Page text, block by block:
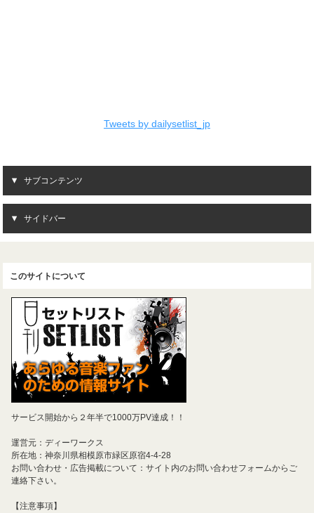
Tweets by dailysetlist_jp
サブコンテンツ
サイドバー
このサイトについて
サービス開始から２年半で1000万PV達成！！
運営元：ディーワークス
所在地：神奈川県相模原市緑区原宿4-4-28
お問い合わせ・広告掲載について：サイト内のお問い合わせフォームからご
連絡下さい。
【注意事項】